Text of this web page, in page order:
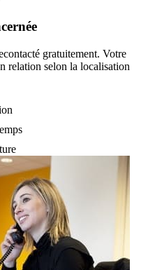
gratuitement. Votre
relation selon la localisation